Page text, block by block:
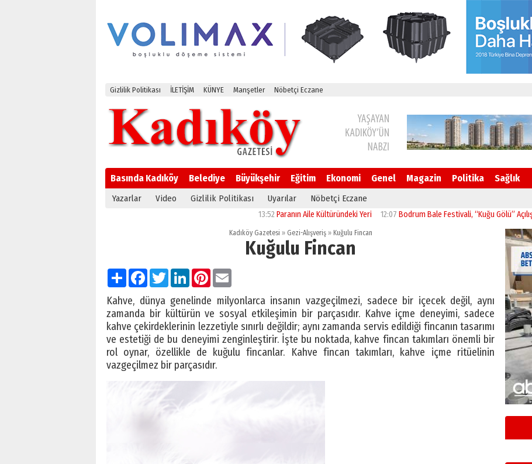
Gizlilik Politikası İLETİŞİM KÜNYE Manşetler Nöbetçi Eczane
Basında Kadıköy Belediye Büyükşehir Eğitim Ekonomi Genel Magazin Politika Sağlık
Yazarlar Video Gizlilik Politikası Uyarılar Nöbetçi Eczane
Paranın Aile Kültüründeki Yeri 12:07 Bodrum Bale Festivali, “Kuğu Gölü” Açılış yapıldı
Kadıköy Gazetesi » Gezi-Alışveriş »Kuğulu Fincan
Kuğulu Fincan
PaylaşFacebook
TwitterLinkedInPinterest
Kahve, dünya genelinde milyonlarca insanın vazgeçilmezi, sadece bir içecek değil, aynı
zamanda bir kültürün ve sosyal etkileşimin bir parçasıdır. Kahve içme deneyimi, sadece
kahve çekirdeklerinin lezzetiyle sınırlı değildir; aynı zamanda servis edildiği fincanın tasarımı
ve estetiği de bu deneyimi zenginleştirir. İşte bu noktada, kahve fincan takımları önemli bir
rol oynar, özellikle de kuğulu fincanlar. Kahve fincan takımları, kahve içme ritüelinin
vazgeçilmez bir parçasıdır.